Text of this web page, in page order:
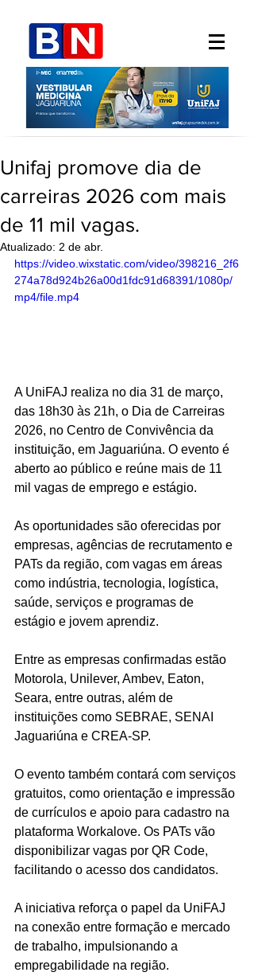
Unifaj promove dia de
carreiras 2026 com mais
de 11 mil vagas.
Atualizado: 2 de abr.
https://video.wixstatic.com/video/398216_2f6
274a78d924b26a00d1fdc91d68391/1080p/
mp4/file.mp4
A UniFAJ realiza no dia 31 de março,
das 18h30 às 21h, o Dia de Carreiras
2026, no Centro de Convivência da
instituição, em Jaguariúna. O evento é
aberto ao público e reúne mais de 11
mil vagas de emprego e estágio.
As oportunidades são oferecidas por
empresas, agências de recrutamento e
PATs da região, com vagas em áreas
como indústria, tecnologia, logística,
saúde, serviços e programas de
estágio e jovem aprendiz.
Entre as empresas confirmadas estão
Motorola, Unilever, Ambev, Eaton,
Seara, entre outras, além de
instituições como SEBRAE, SENAI
Jaguariúna e CREA-SP.
O evento também contará com serviços
gratuitos, como orientação e impressão
de currículos e apoio para cadastro na
plataforma Workalove. Os PATs vão
disponibilizar vagas por QR Code,
facilitando o acesso dos candidatos.
A iniciativa reforça o papel da UniFAJ
na conexão entre formação e mercado
de trabalho, impulsionando a
empregabilidade na região.